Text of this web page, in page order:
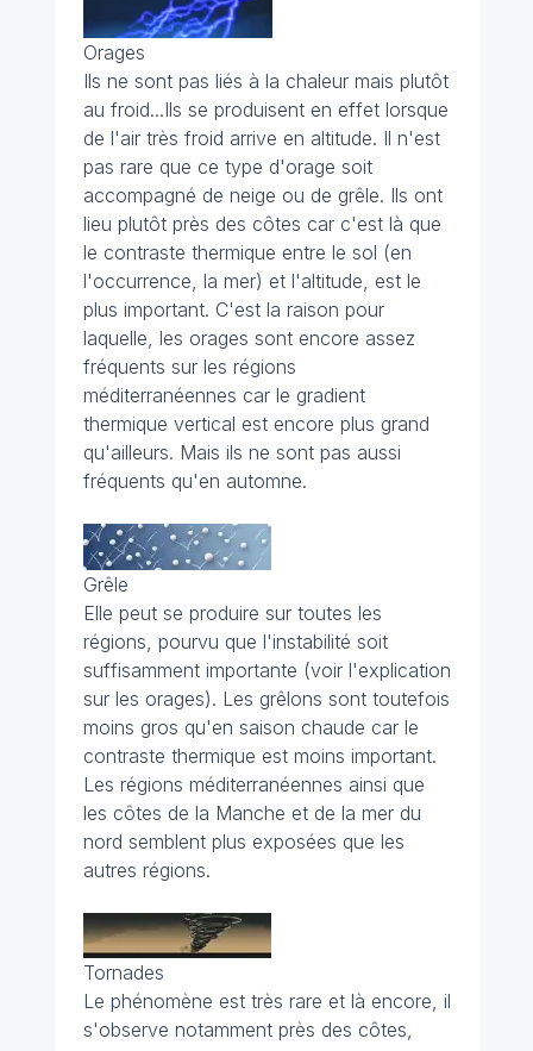
Orages
Ils ne sont pas liés à la chaleur mais plutôt
au froid...Ils se produisent en effet lorsque
de l'air très froid arrive en altitude. Il n'est
pas rare que ce type d'orage soit
accompagné de neige ou de grêle. Ils ont
lieu plutôt près des côtes car c'est là que
le contraste thermique entre le sol (en
l'occurrence, la mer) et l'altitude, est le
plus important. C'est la raison pour
laquelle, les orages sont encore assez
fréquents sur les régions
méditerranéennes car le gradient
thermique vertical est encore plus grand
qu'ailleurs. Mais ils ne sont pas aussi
fréquents qu'en automne.
Grêle
Elle peut se produire sur toutes les
régions, pourvu que l'instabilité soit
suffisamment importante (voir l'explication
sur les orages). Les grêlons sont toutefois
moins gros qu'en saison chaude car le
contraste thermique est moins important.
Les régions méditerranéennes ainsi que
les côtes de la Manche et de la mer du
nord semblent plus exposées que les
autres régions.
Tornades
Le phénomène est très rare et là encore, il
s'observe notamment près des côtes,